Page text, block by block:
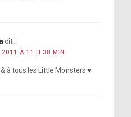
dit :
2011 À 11 H 38 MIN
à tous les Little Monsters ♥